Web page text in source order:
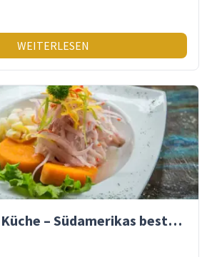
WEITERLESEN
Peruanische Küche – Südamerikas beste Gastronomie